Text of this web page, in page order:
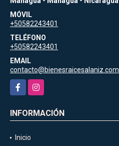
MÓVIL
+50582243401
TELÉFONO
+50582243401
EMAIL
contacto@bienesraicesalaniz.com
FacebookInstagram
INFORMACIÓN
Inicio